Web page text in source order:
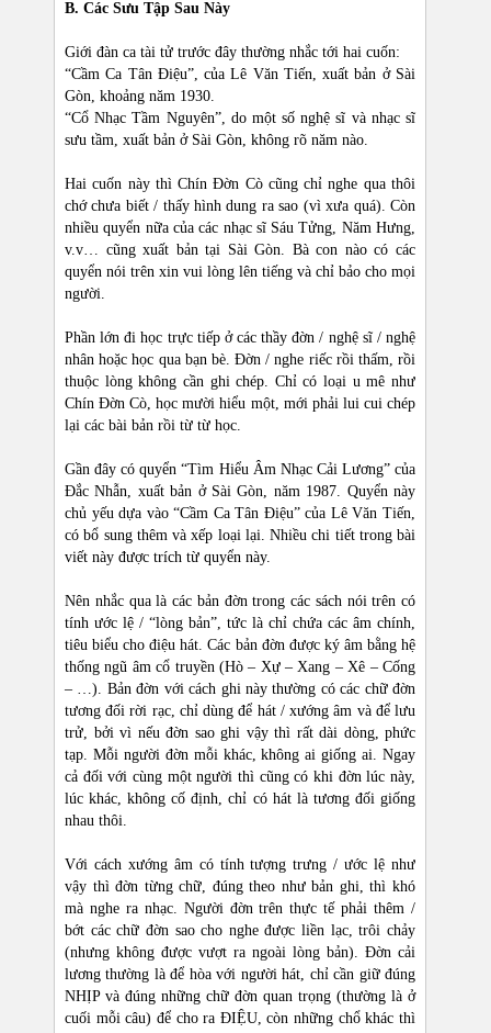
B. Các Sưu Tập Sau Này
Giới đàn ca tài tử trước đây thường nhắc tới hai cuốn:
“Cầm Ca Tân Điệu”, của Lê Văn Tiến, xuất bản ở Sài
Gòn, khoảng năm 1930.
“Cổ Nhạc Tầm Nguyên”, do một số nghệ sĩ và nhạc sĩ
sưu tầm, xuất bản ở Sài Gòn, không rõ năm nào.
Hai cuốn này thì Chín Đờn Cò cũng chỉ nghe qua thôi
chớ chưa biết / thấy hình dung ra sao (vì xưa quá). Còn
nhiều quyển nữa của các nhạc sĩ Sáu Tửng, Năm Hưng,
v.v… cũng xuất bản tại Sài Gòn. Bà con nào có các
quyển nói trên xin vui lòng lên tiếng và chỉ bảo cho mọi
người.
Phần lớn đi học trực tiếp ở các thầy đờn / nghệ sĩ / nghệ
nhân hoặc học qua bạn bè. Đờn / nghe riếc rồi thấm, rồi
thuộc lòng không cần ghi chép. Chỉ có loại u mê như
Chín Đờn Cò, học mười hiểu một, mới phải lui cui chép
lại các bài bản rồi từ từ học.
Gần đây có quyển “Tìm Hiểu Âm Nhạc Cải Lương” của
Đắc Nhẫn, xuất bản ở Sài Gòn, năm 1987. Quyển này
chủ yếu dựa vào “Cầm Ca Tân Điệu” của Lê Văn Tiến,
có bổ sung thêm và xếp loại lại. Nhiều chi tiết trong bài
viết này được trích từ quyển này.
Nên nhắc qua là các bản đờn trong các sách nói trên có
tính ước lệ / “lòng bản”, tức là chỉ chứa các âm chính,
tiêu biểu cho điệu hát. Các bản đờn được ký âm bằng hệ
thống ngũ âm cổ truyền (Hò – Xự – Xang – Xê – Cống
– …). Bản đờn với cách ghi này thường có các chữ đờn
tương đối rời rạc, chỉ dùng để hát / xướng âm và để lưu
trử, bởi vì nếu đờn sao ghi vậy thì rất dài dòng, phức
tạp. Mỗi người đờn mỗi khác, không ai giống ai. Ngay
cả đối với cùng một người thì cũng có khi đờn lúc này,
lúc khác, không cố định, chỉ có hát là tương đối giống
nhau thôi.
Với cách xướng âm có tính tượng trưng / ước lệ như
vậy thì đờn từng chữ, đúng theo như bản ghi, thì khó
mà nghe ra nhạc. Người đờn trên thực tế phải thêm /
bớt các chữ đờn sao cho nghe được liền lạc, trôi chảy
(nhưng không được vượt ra ngoài lòng bản). Đờn cải
lương thường là để hòa với người hát, chỉ cần giữ đúng
NHỊP và đúng những chữ đờn quan trọng (thường là ở
cuối mỗi câu) để cho ra ĐIỆU, còn những chổ khác thì